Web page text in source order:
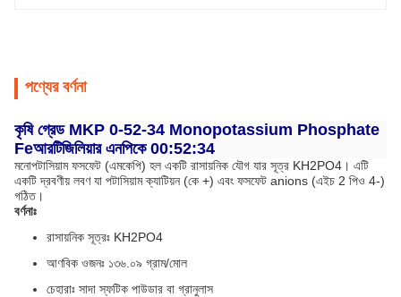
পণ্যের বর্ণনা
কৃষি গ্রেড MKP 0-52-34 Monopotassium Phosphate
Feআরটিজিলিয়ার এনপিকে 00:52:34
মনোপটাসিয়াম ফসফেট (এমকেপি) হল একটি রাসায়নিক যৌগ যার সূত্র KH2PO4। এটি
একটি দ্রবণীয় লবণ যা পটাসিয়াম ক্যাটিয়ন (কে +) এবং ফসফেট anions (এইচ 2 পিও 4-)
গঠিত।
বর্ণনাঃ
রাসায়নিক সূত্রঃ KH2PO4
আণবিক ওজনঃ ১৩৬.০৯ গ্রাম/মোল
চেহারাঃ সাদা স্ফটিক পাউডার বা গ্রানুলাস